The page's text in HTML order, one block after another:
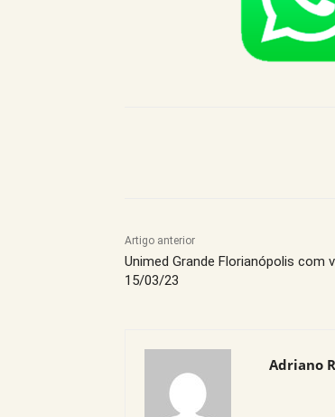
Artigo anterior
Unimed Grande Florianópolis com
15/03/23
Adriano